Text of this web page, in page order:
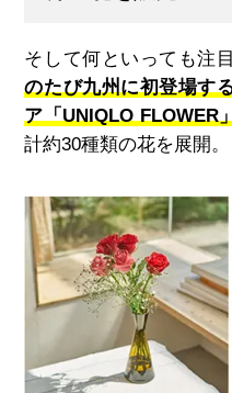
そして何といっても注
のたび九州に初登場す
ア「UNIQLO FLOWER
計約30種類の花を展開。